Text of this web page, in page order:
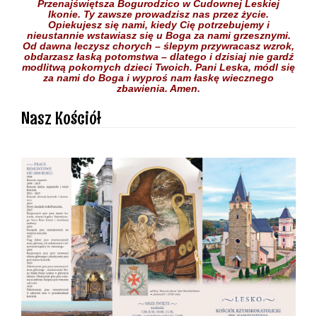
Przenajświętsza Bogurodzico w Cudownej Leskiej
Ikonie. Ty zawsze prowadzisz nas przez życie.
Opiekujesz się nami, kiedy Cię potrzebujemyi
nieustannie wstawiasz się u Boga za nami grzesznymi.
Od dawna leczysz chorych – ślepym przywracasz wzrok,
obdarzasz łaską potomstwa – dlatego i dzisiaj nie gardź
modlitwą pokornych dzieci Twoich. Pani Leska, módl się
za nami do Boga i wyproś nam łaskę wiecznego
zbawienia. Amen.
Nasz Kościół